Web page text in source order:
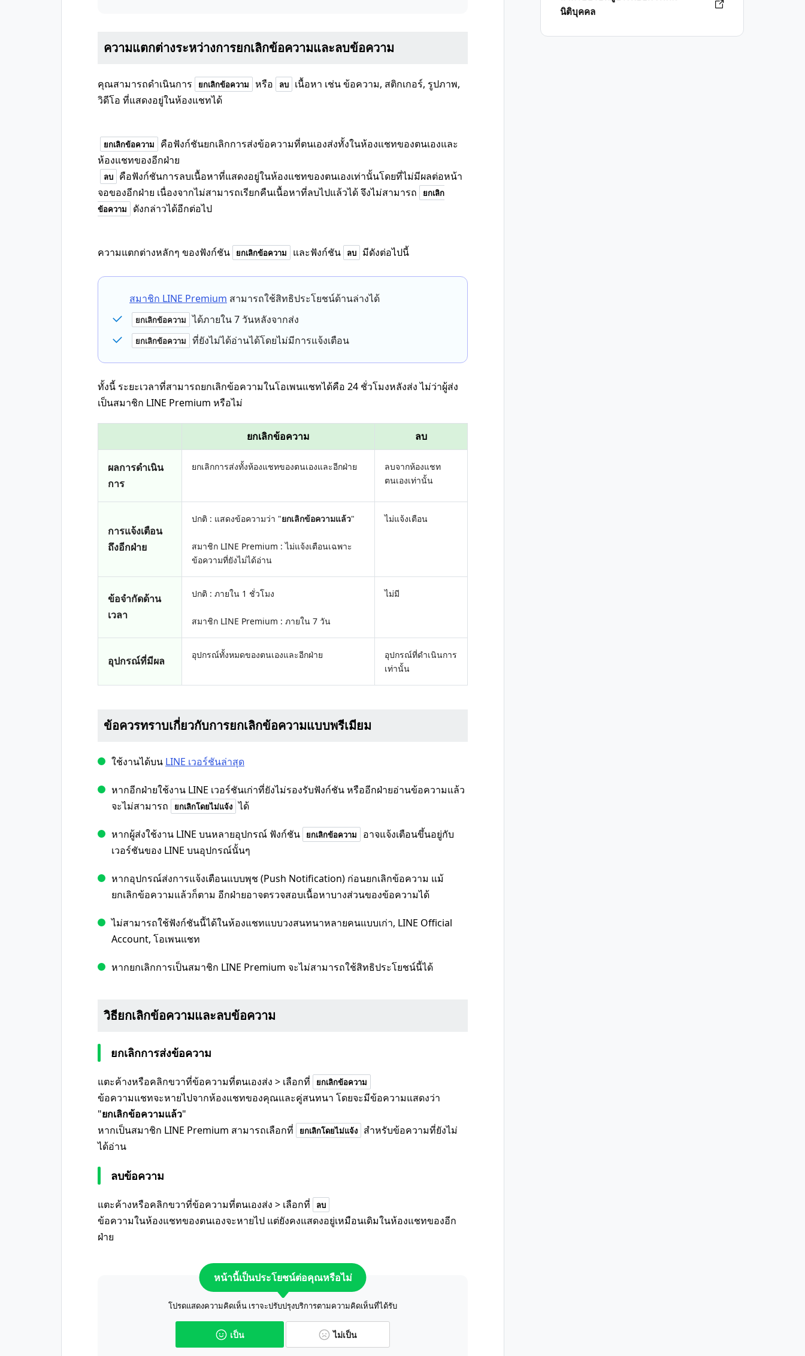
นิติบุคคล
ความแตกต่างระหว่างการยกเลิกข้อความและลบข้อความ
คุณสามารถดำเนินการ ยกเลิกข้อความ หรือ ลบ
เนื้อหา เช่น ข้อความ, สติกเกอร์, รูปภาพ,
วิดีโอ ที่แสดงอยู่ในห้องแชทได้
ยกเลิกข้อความ
คือฟังก์ชันยกเลิกการส่งข้อความที่ตนเองส่งทั้งในห้องแชทของตนเองและ
ห้องแชทของอีกฝ่าย
ลบ
คือฟังก์ชันการลบเนื้อหาที่แสดงอยู่ในห้องแชทของตนเองเท่านั้นโดยที่ไม่มีผลต่อหน้า
จอของอีกฝ่าย เนื่องจากไม่สามารถเรียกคืนเนื้อหาที่ลบไปแล้วได้ จึงไม่สามารถ
ยกเลิก
ข้อความ
ดังกล่าวได้อีกต่อไป
ความแตกต่างหลักๆ ของฟังก์ชัน ยกเลิกข้อความ และฟังก์ชัน ลบ มีดังต่อไปนี้
สมาชิก LINE Premium สามารถใช้สิทธิประโยชน์ด้านล่างได้
ยกเลิกข้อความ ได้ภายใน 7 วันหลังจากส่ง
ยกเลิกข้อความ ที่ยังไม่ได้อ่านได้โดยไม่มีการแจ้งเตือน
ทั้งนี้ ระยะเวลาที่สามารถยกเลิกข้อความในโอเพนแชทได้คือ 24 ชั่วโมงหลังส่ง ไม่ว่าผู้ส่ง
เป็นสมาชิก LINE Premium หรือไม่
ยกเลิกข้อความ ลบ
ผลการดำเนิน
การ
ยกเลิกการส่งทั้งห้องแชทของตนเองและอีกฝ่าย
ลบจากห้องแชท
ตนเองเท่านั้น
การแจ้งเตือน
ถึงอีกฝ่าย
ปกติ : แสดงข้อความว่า "ยกเลิกข้อความแล้ว"
สมาชิก LINE Premium : ไม่แจ้งเตือนเฉพาะ
ข้อความที่ยังไม่ได้อ่าน
ไม่แจ้งเตือน
ข้อจำกัดด้าน
เวลา
ปกติ : ภายใน 1 ชั่วโมง
สมาชิก LINE Premium : ภายใน 7 วัน
ไม่มี
อุปกรณ์ที่มีผล อุปกรณ์ทั้งหมดของตนเองและอีกฝ่าย
อุปกรณ์ที่ดำเนินการ
เท่านั้น
ข้อควรทราบเกี่ยวกับการยกเลิกข้อความแบบพรีเมียม
ใช้งานได้บน LINE เวอร์ชันล่าสุด
หากอีกฝ่ายใช้งาน LINE เวอร์ชันเก่าที่ยังไม่รองรับฟังก์ชัน หรืออีกฝ่ายอ่านข้อความแล้ว
จะไม่สามารถ
ยกเลิกโดยไม่แจ้ง ได้
หากผู้ส่งใช้งาน LINE บนหลายอุปกรณ์ ฟังก์ชัน ยกเลิกข้อความ
อาจแจ้งเตือนขึ้นอยู่กับ
เวอร์ชันของ LINE บนอุปกรณ์นั้นๆ
หากอุปกรณ์ส่งการแจ้งเตือนแบบพุช (Push Notification) ก่อนยกเลิกข้อความ แม้
ยกเลิกข้อความแล้วก็ตาม อีกฝ่ายอาจตรวจสอบเนื้อหาบางส่วนของข้อความได้
ไม่สามารถใช้ฟังก์ชันนี้ได้ในห้องแชทแบบวงสนทนาหลายคนแบบเก่า, LINE Official
Account, โอเพนแชท
หากยกเลิกการเป็นสมาชิก LINE Premium จะไม่สามารถใช้สิทธิประโยชน์นี้ได้
วิธียกเลิกข้อความและลบข้อความ
ยกเลิกการส่งข้อความ
แตะค้างหรือคลิกขวาที่ข้อความที่ตนเองส่ง > เลือกที่ ยกเลิกข้อความ
ข้อความแชทจะหายไปจากห้องแชทของคุณและคู่สนทนา โดยจะมีข้อความแสดงว่า
"ยกเลิกข้อความแล้ว"
หากเป็นสมาชิก LINE Premium สามารถเลือกที่
ยกเลิกโดยไม่แจ้ง
สำหรับข้อความที่ยังไม่
ได้อ่าน
ลบข้อความ
แตะค้างหรือคลิกขวาที่ข้อความที่ตนเองส่ง > เลือกที่ ลบ
ข้อความในห้องแชทของตนเองจะหายไป แต่ยังคงแสดงอยู่เหมือนเดิมในห้องแชทของอีก
ฝ่าย
หน้านี้เป็นประโยชน์ต่อคุณหรือไม่
โปรดแสดงความคิดเห็น เราจะปรับปรุงบริการตามความคิดเห็นที่ได้รับ
เป็น ไม่เป็น